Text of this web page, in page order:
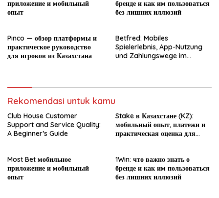
приложение и мобильный
опыт
бренде и как им пользоваться
без лишних иллюзий
Pinco — обзор платформы и
практическое руководство
для игроков из Казахстана
Betfred: Mobiles
Spielerlebnis, App-Nutzung
und Zahlungswege im
Rekomendasi untuk kamu
Club House Customer
Support and Service Quality:
A Beginner’s Guide
Stake в Казахстане (KZ):
мобильный опыт, платежи и
практическая оценка для
Most Bet мобильное
приложение и мобильный
опыт
1Win: что важно знать о
бренде и как им пользоваться
без лишних иллюзий